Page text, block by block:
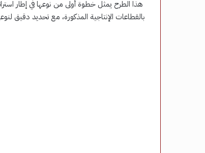
هذا الطرح يمثل خطوة أولى من نوعها في إطار
بالقطاعات الإنتاجية المذكورة، مع تحديد